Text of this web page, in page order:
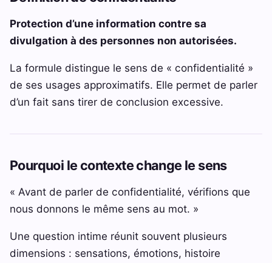
Protection d’une information contre sa
divulgation à des personnes non autorisées.
La formule distingue le sens de « confidentialité »
de ses usages approximatifs. Elle permet de parler
d’un fait sans tirer de conclusion excessive.
Pourquoi le contexte change le sens
« Avant de parler de confidentialité, vérifions que
nous donnons le même sens au mot. »
Une question intime réunit souvent plusieurs
dimensions : sensations, émotions, histoire